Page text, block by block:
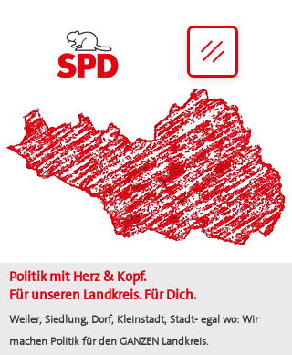
Politik mit Herz & Kopf.
Für unseren Landkreis. Für Dich.
Weiler, Siedlung, Dorf, Kleinstadt, Stadt- egal wo: Wir
machen Politik für den GANZEN Landkreis.